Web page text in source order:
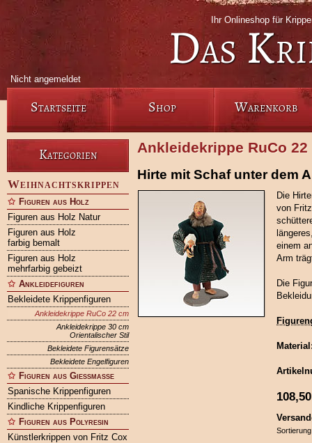
Ihr Onlineshop für
Das
Nicht angemeldet
Startseite Shop Warenkorb
Kategorien
Weihnachtskrippen
Figuren aus Holz
Figuren aus Holz Natur
Figuren aus Holz
farbig bemalt
Figuren aus Holz
mehrfarbig gebeizt
Ankleidefiguren
Bekleidete Krippenfiguren
Ankleidekrippe RuCo 22 cm
Ankleidekrippe 30 cm
Orientalischer Stil
Bekleidete Figurensätze
Bekleidete Engelfiguren
Figuren aus Gießmasse
Spanische Krippenfiguren
Kindliche Krippenfiguren
Figuren aus Polyresin
Künstlerkrippen von Fritz Cox
Ankleidekrippe RuCo 22
Hirte mit Schaf unter dem
Die
von
einem
Arm
Die
108,50